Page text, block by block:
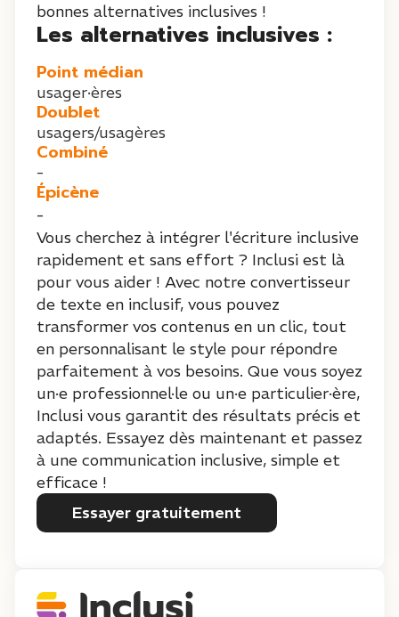
bonnes alternatives inclusives !
Les alternatives inclusives :
Point médian
usager·ères
Doublet
usagers/usagères
Combiné
-
Épicène
-
Vous cherchez à intégrer l'écriture inclusive
rapidement et sans effort ? Inclusi est là
pour vous aider ! Avec notre convertisseur
de texte en inclusif, vous pouvez
transformer vos contenus en un clic, tout
en personnalisant le style pour répondre
parfaitement à vos besoins. Que vous soyez
un·e professionnel·le ou un·e particulier·ère,
Inclusi vous garantit des résultats précis et
adaptés. Essayez dès maintenant et passez
à une communication inclusive, simple et
efficace !
Essayer gratuitement